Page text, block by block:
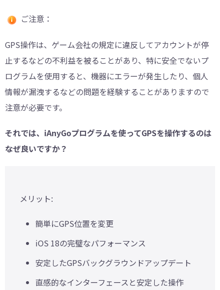
ご注意：
GPS操作は、ゲーム会社の規定に違反してアカウントが停
止するなどの不利益を被ることがあり、特に安全でないプ
ログラムを使用すると、機器にエラーが発生したり、個人
情報が漏洩するなどの問題を経験することがありますので
注意が必要です。
それでは、iAnyGoプログラムを使ってGPSを操作するのは
なぜ良いですか？
メリット:
簡単にGPS位置を変更
iOS 18の完璧なパフォーマンス
安定したGPSバックグラウンドアップデート
直感的なインターフェースと安定した操作